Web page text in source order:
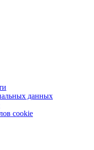
данных
cookie